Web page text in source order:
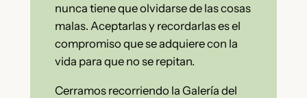
nunca tiene que olvidarse de las cosas
malas. Aceptarlas y recordarlas es el
compromiso que se adquiere con la
vida para que no se repitan.
Cerramos recorriendo la Galería del